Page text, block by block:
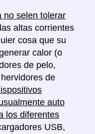
no selen tolerar
altas corrientes
cosa que su
calor (o
de pelo,
de
auto
los diferentes
USB,